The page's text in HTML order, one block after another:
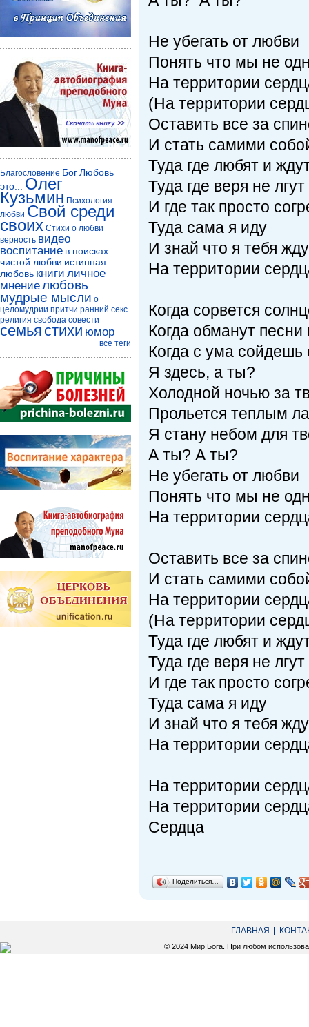
Не убегать от любви
Понять что мы не
На территории
(На территории
Оставить все за
И стать самими
Туда где любят и
Туда где веря не лгут
И где так просто
Туда сама я иду
И знай что я тебя
На территории
Когда сорвется
Когда обманут
Когда с ума сойдешь
Я здесь, а ты?
Холодной ночью за
Прольется теплым
Я стану небом для
А ты? А ты?
Не убегать от любви
Понять что мы не
На территории
Оставить все за
И стать самими
На территории
(На территории
Туда где любят и
Туда где веря не лгут
И где так просто
Туда сама я иду
И знай что я тебя
На территории
На территории
На территории
Сердца
Поделиться…
Благословение БогЛюбовь
это...
Олег
Кузьмин Психология
любви Свой среди
своих Стихи о любви
верность видео
воспитание в поисках
чистой любви истинная
любовь книги личное
мнениелюбовь
мудрые мысли о
целомудрии притчи ранний секс
религия свобода совести
семья стихи юмор
все теги
ГЛАВНАЯ
© 2024 Мир Бога. При любом